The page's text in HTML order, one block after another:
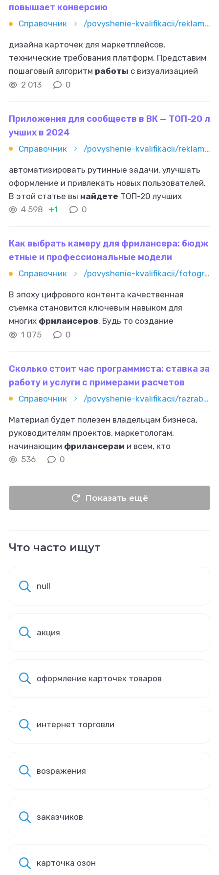
повышает конверсию
Справочник /povyshenie-kvalifikacii/reklama-i-marketing/sozdanie-infografiki-kartochek-tovara-dlya-marketpleysov-kak-viz
дизайна карточек для маркетплейсов,
технические требования платформ. Представим
пошаговый алгоритм работы с визуализацией
данных. Практические преимущества создания
2 013 0
Приложения для сообществ в ВК — ТОП-20 л
учших в 2024
Справочник /povyshenie-kvalifikacii/reklama-i-marketing/smm/prilojeniya-dlya-soobshchestv-v-vk-top-20-luchshih-v-2024
автоматизировать рутинные задачи, улучшать
оформление и привлекать новых пользователей.
В этой статье вы найдете ТОП-20 лучших
приложений для сообществ ВК на 2024 год. VK
4 598 +1 0
Как выбрать камеру для фрилансера: бюдж
етные и профессиональные модели
Справочник /povyshenie-kvalifikacii/fotografiya/kak-vybrat-kameru-dlya-frilansera-byudjetnye-i-professionalnye-m
В эпоху цифрового контента качественная
съемка становится ключевым навыком для
многих фрилансеров. Будь то создание
контента для социальных сетей, фотосъемка
1 075 0
Сколько стоит час программиста: ставка за
работу и услуги с примерами расчетов
Справочник /povyshenie-kvalifikacii/razrabotka-i-it/skolko-stoit-chas-programmista-stavka-za-rabotu-i-uslugi-s-prime
Материал будет полезен владельцам бизнеса,
руководителям проектов, маркетологам,
начинающим фрилансерам и всем, кто
стремится разобраться в принципах
час
536 0
Показать ещё
Что часто ищут
null
акция
оформление карточек товаров
интернет торговли
возражения
заказчиков
карточка озон